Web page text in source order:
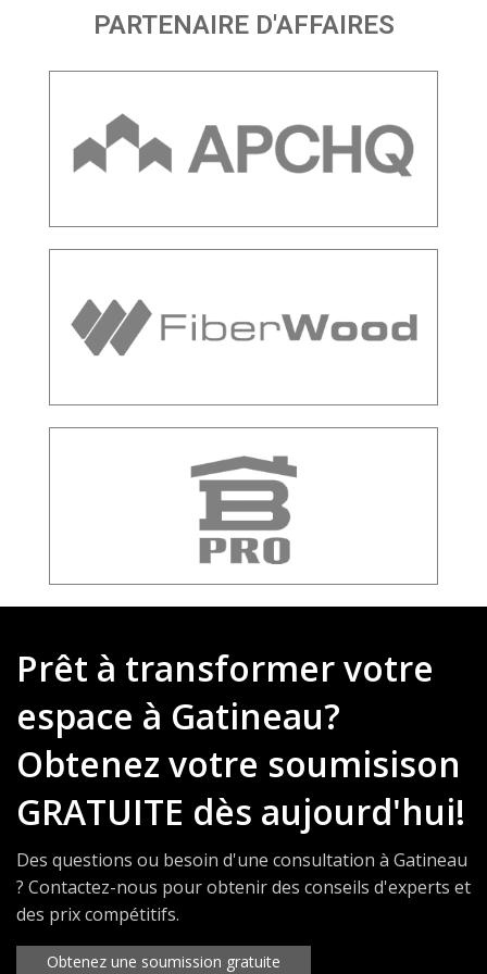
PARTENAIRE D'AFFAIRES
Prêt à transformer votre
espace à Gatineau?
Obtenez votre soumisison
GRATUITE dès aujourd'hui!
Des questions ou besoin d'une consultation à Gatineau
? Contactez-nous pour obtenir des conseils d'experts et
des prix compétitifs.
Obtenez une soumission gratuite